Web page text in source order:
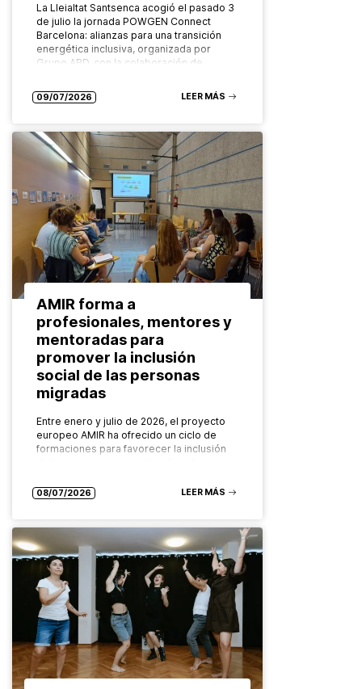
La Lleialtat Santsenca acogió el pasado 3
de julio la jornada POWGEN Connect
Barcelona: alianzas para una transición
energética inclusiva, organizada por
Grupo ABD, con la colaboración de
09/07/2026 LEER MÁS
AMIR forma a
profesionales, mentores y
mentoradas para
promover la inclusión
social de las personas
migradas
Entre enero y julio de 2026, el proyecto
europeo AMIR ha ofrecido un ciclo de
formaciones para favorecer la inclusión
08/07/2026 LEER MÁS